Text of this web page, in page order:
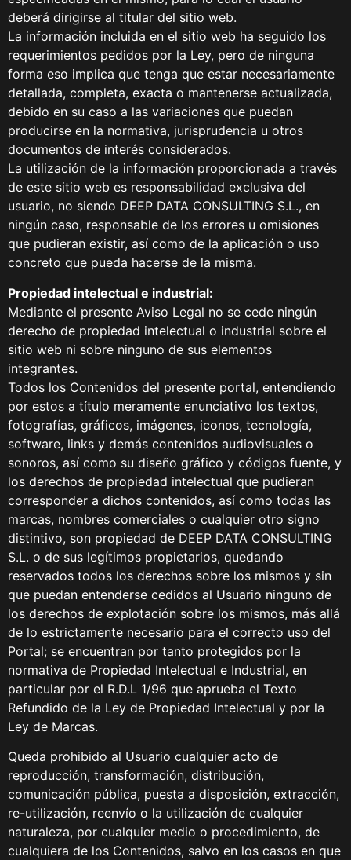
deberá dirigirse al titular del sitio web.
La información incluida en el sitio web ha seguido los
requerimientos pedidos por la Ley, pero de ninguna
forma eso implica que tenga que estar necesariamente
detallada, completa, exacta o mantenerse actualizada,
debido en su caso a las variaciones que puedan
producirse en la normativa, jurisprudencia u otros
documentos de interés considerados.
La utilización de la información proporcionada a través
de este sitio web es responsabilidad exclusiva del
usuario, no siendo DEEP DATA CONSULTING S.L., en
ningún caso, responsable de los errores u omisiones
que pudieran existir, así como de la aplicación o uso
concreto que pueda hacerse de la misma.
Propiedad intelectual e industrial:
Mediante el presente Aviso Legal no se cede ningún
derecho de propiedad intelectual o industrial sobre el
sitio web ni sobre ninguno de sus elementos
integrantes.
Todos los Contenidos del presente portal, entendiendo
por estos a título meramente enunciativo los textos,
fotografías, gráficos, imágenes, iconos, tecnología,
software, links y demás contenidos audiovisuales o
sonoros, así como su diseño gráfico y códigos fuente, y
los derechos de propiedad intelectual que pudieran
corresponder a dichos contenidos, así como todas las
marcas, nombres comerciales o cualquier otro signo
distintivo, son propiedad de DEEP DATA CONSULTING
S.L. o de sus legítimos propietarios, quedando
reservados todos los derechos sobre los mismos y sin
que puedan entenderse cedidos al Usuario ninguno de
los derechos de explotación sobre los mismos, más allá
de lo estrictamente necesario para el correcto uso del
Portal; se encuentran por tanto protegidos por la
normativa de Propiedad Intelectual e Industrial, en
particular por el R.D.L 1/96 que aprueba el Texto
Refundido de la Ley de Propiedad Intelectual y por la
Ley de Marcas.
Queda prohibido al Usuario cualquier acto de
reproducción, transformación, distribución,
comunicación pública, puesta a disposición, extracción,
re-utilización, reenvío o la utilización de cualquier
naturaleza, por cualquier medio o procedimiento, de
cualquiera de los Contenidos, salvo en los casos en que